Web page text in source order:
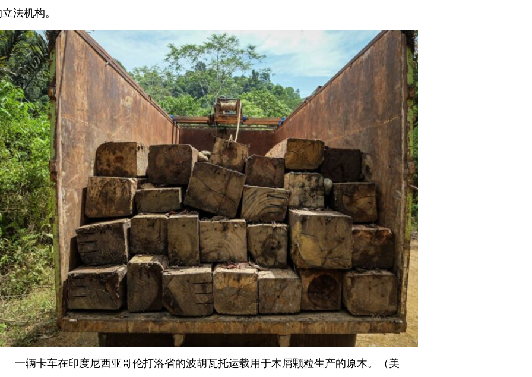
法机构。
一辆卡车在印度尼西亚哥伦打洛省的波胡瓦托运载用于木屑颗粒生产的原木。（美